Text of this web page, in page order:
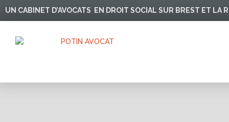
AllerUN CABINET D’AVOCATS EN DROIT SOCIAL SUR BREST ET LA